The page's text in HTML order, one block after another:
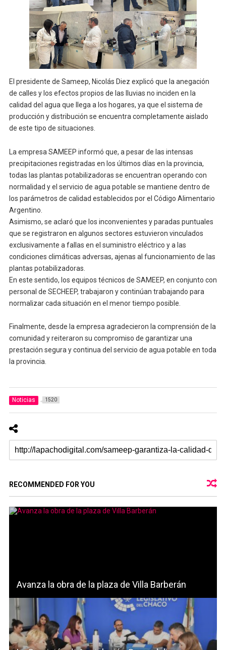
El presidente de Sameep, Nicolás Diez explicó que la anegación
de calles y los efectos propios de las lluvias no inciden en la
calidad del agua que llega a los hogares, ya que el sistema de
producción y distribución se encuentra completamente aislado
de este tipo de situaciones.
La empresa SAMEEP informó que, a pesar de las intensas
precipitaciones registradas en los últimos días en la provincia,
todas las plantas potabilizadoras se encuentran operando con
normalidad y el servicio de agua potable se mantiene dentro de
los parámetros de calidad establecidos por el Código Alimentario
Argentino.
Asimismo, se aclaró que los inconvenientes y paradas puntuales
que se registraron en algunos sectores estuvieron vinculados
exclusivamente a fallas en el suministro eléctrico y a las
condiciones climáticas adversas, ajenas al funcionamiento de las
plantas potabilizadoras.
En este sentido, los equipos técnicos de SAMEEP, en conjunto con
personal de SECHEEP, trabajaron y continúan trabajando para
normalizar cada situación en el menor tiempo posible.
Finalmente, desde la empresa agradecieron la comprensión de la
comunidad y reiteraron su compromiso de garantizar una
prestación segura y continua del servicio de agua potable en toda
la provincia.
Noticias 1520
RECOMMENDED FOR YOU
Avanza la obra de la plaza de Villa Barberán